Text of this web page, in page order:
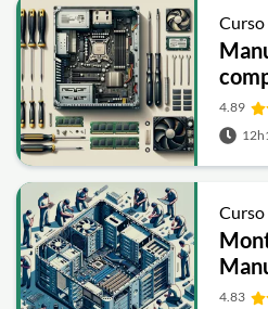
4.89
4.83